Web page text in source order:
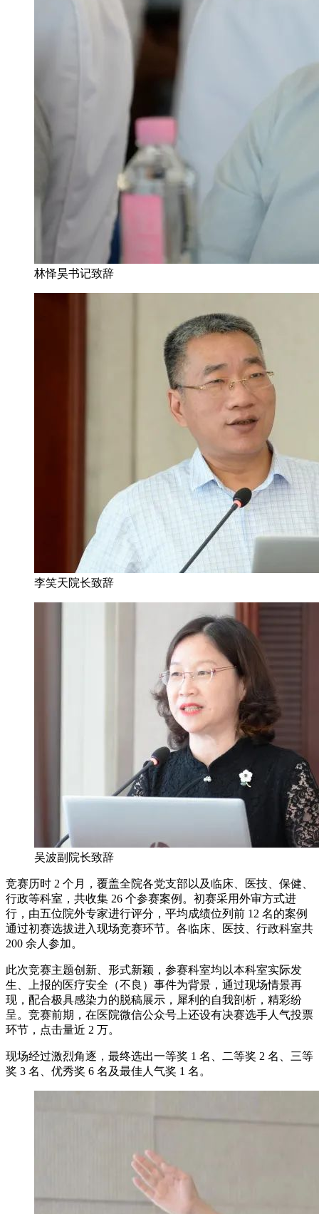
林怿昊书记致辞
李笑天院长致辞
吴波副院长致辞
竞赛历时 2 个月，覆盖全院各党支部以及临床、医技、保健、
行政等科室，共收集 26 个参赛案例。初赛采用外审方式进
行，由五位院外专家进行评分，平均成绩位列前 12 名的案例
通过初赛选拔进入现场竞赛环节。各临床、医技、行政科室共
200 余人参加。
此次竞赛主题创新、形式新颖，参赛科室均以本科室实际发
生、上报的医疗安全（不良）事件为背景，通过现场情景再
现，配合极具感染力的脱稿展示，犀利的自我剖析，精彩纷
呈。竞赛前期，在医院微信公众号上还设有决赛选手人气投票
环节，点击量近 2 万。
现场经过激烈角逐，最终选出一等奖 1 名、二等奖 2 名、三等
奖 3 名、优秀奖 6 名及最佳人气奖 1 名。